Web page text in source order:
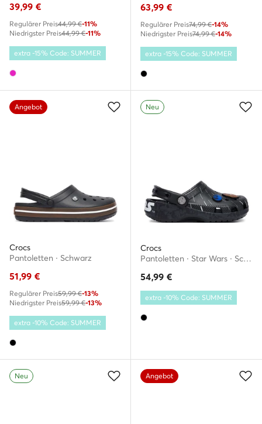
39,99 €
Regulärer Preis44,99 €-11%
Niedrigster Preis44,99 €-11%
extra -15% Code: SUMMER
63,99 €
Regulärer Preis74,99 €-14%
Niedrigster Preis74,99 €-14%
extra -15% Code: SUMMER
Angebot
Crocs
Pantoletten · Schwarz
51,99 €
Regulärer Preis59,99 €-13%
Niedrigster Preis59,99 €-13%
extra -10% Code: SUMMER
Neu
Crocs
Pantoletten · Star Wars · Schwarz
54,99 €
extra -10% Code: SUMMER
Neu Angebot